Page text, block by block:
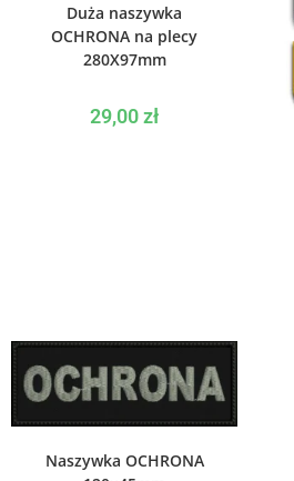
Duża naszywka
OCHRONA na plecy
280X97mm
29,00zł
Naszywka OCHRONA